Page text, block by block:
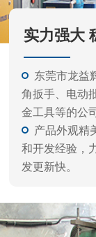
东莞市龙益